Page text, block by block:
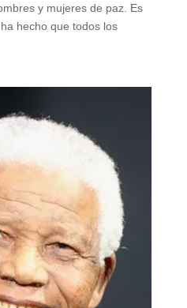
y mujeres de paz. Es
hecho que todos los